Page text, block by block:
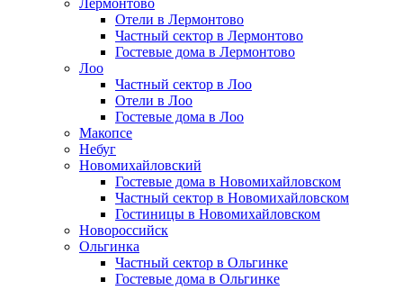
Лермонтово
Отели в Лермонтово
Частный сектор в Лермонтово
Гостевые дома в Лермонтово
Лоо
Частный сектор в Лоо
Отели в Лоо
Гостевые дома в Лоо
Макопсе
Небуг
Новомихайловский
Гостевые дома в Новомихайловском
Частный сектор в Новомихайловском
Гостиницы в Новомихайловском
Новороссийск
Ольгинка
Частный сектор в Ольгинке
Гостевые дома в Ольгинке